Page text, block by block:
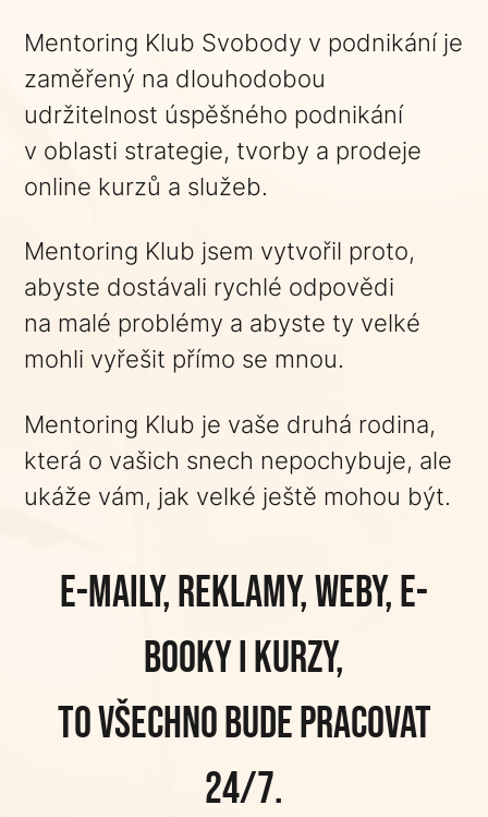
Mentoring Klub Svobody v podnikání je
zaměřený na dlouhodobou
udržitelnost úspěšného podnikání
v oblasti strategie, tvorby a prodeje
online kurzů a služeb.
Mentoring Klub jsem vytvořil proto,
abyste dostávali rychlé odpovědi
na malé problémy a abyste ty velké
mohli vyřešit přímo se mnou.
Mentoring Klub je vaše druhá rodina,
která o vašich snech nepochybuje, ale
ukáže vám, jak velké ještě mohou být.
E-maily, reklamy, weby, e-
booky i kurzy,
to všechno bude pracovat
24/7.